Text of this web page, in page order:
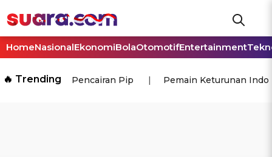
HomeNasionalEkonomiBolaOtomotifEntertainment
🔥 Trending Pencairan Pip Pemain Keturunan